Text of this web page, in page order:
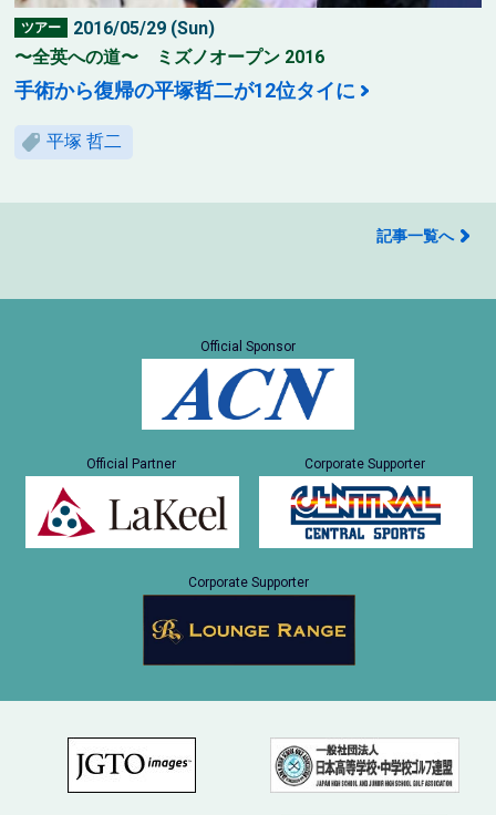
ツアー
2016/05/29 (Sun)
〜全英への道〜 ミズノオープン 2016
手術から復帰の平塚哲二が12位タイに
平塚 哲二
記事一覧へ
Official Sponsor
Official Partner Corporate Supporter
Corporate Supporter